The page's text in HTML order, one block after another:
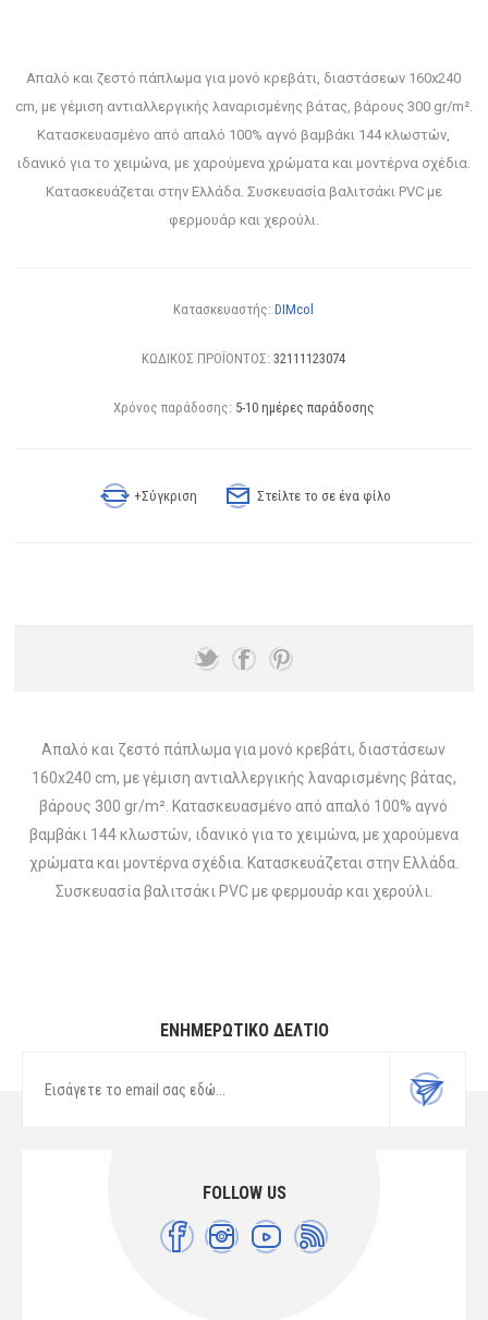
Απαλό και ζεστό πάπλωμα για μονό κρεβάτι, διαστάσεων 160x240
cm, με γέμιση αντιαλλεργικής λαναρισμένης βάτας, βάρους 300 gr/m².
Κατασκευασμένο από απαλό 100% αγνό βαμβάκι 144 κλωστών,
ιδανικό για το χειμώνα, με χαρούμενα χρώματα και μοντέρνα σχέδια.
Κατασκευάζεται στην Ελλάδα. Συσκευασία βαλιτσάκι PVC με
φερμουάρ και χερούλι.
Κατασκευαστής: DIMcol
ΚΩΔΙΚΟΣ ΠΡΟΪΟΝΤΟΣ: 32111123074
Χρόνος παράδοσης: 5-10 ημέρες παράδοσης
+Σύγκριση Στείλτε το σε ένα φίλο
Απαλό και ζεστό πάπλωμα για μονό κρεβάτι, διαστάσεων
160x240 cm, με γέμιση αντιαλλεργικής λαναρισμένης βάτας,
βάρους 300 gr/m². Κατασκευασμένο από απαλό 100% αγνό
βαμβάκι 144 κλωστών, ιδανικό για το χειμώνα, με χαρούμενα
χρώματα και μοντέρνα σχέδια. Κατασκευάζεται στην Ελλάδα.
Συσκευασία βαλιτσάκι PVC με φερμουάρ και χερούλι.
ΕΝΗΜΕΡΩΤΙΚΌ ΔΕΛΤΊΟ
FOLLOW US